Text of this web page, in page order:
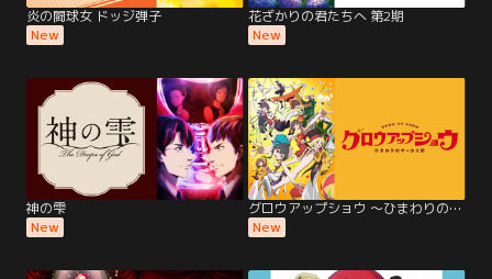
炎の闘球女 ドッジ弾子
New
花ざかりの君たちへ 第2期
New
神の雫
New
グロウアップショウ ～ひまわりのサーカス団～
New